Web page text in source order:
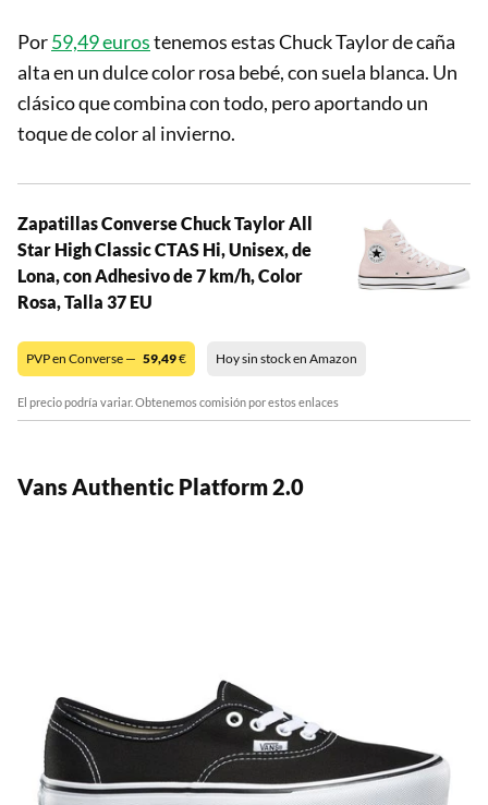
Por59,49 eurostenemos estas Chuck Taylor de caña
alta en un dulce color rosa bebé, con suela blanca. Un
clásico que combina con todo, pero aportando un
toque de color al invierno.
Zapatillas Converse Chuck Taylor All
Star High Classic CTAS Hi, Unisex, de
Lona, con Adhesivo de 7 km/h, Color
Rosa, Talla 37 EU
PVP en Converse — 59,49€ Hoy sin stock en Amazon
El precio podría variar. Obtenemos comisión por estos enlaces
Vans Authentic Platform 2.0